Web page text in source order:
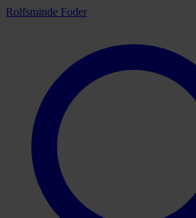
Rolfsminde Foder